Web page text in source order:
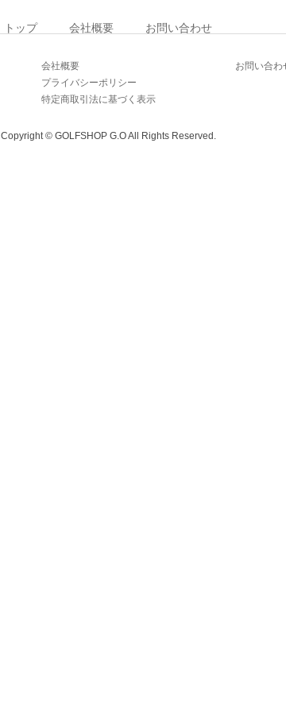
トップ 会社概要 お問い合わせ
会社概要
プライバシーポリシー
特定商取引法に基づく表示
お問い合わ
Copyright © GOLFSHOP G.O All Rights Reserved.